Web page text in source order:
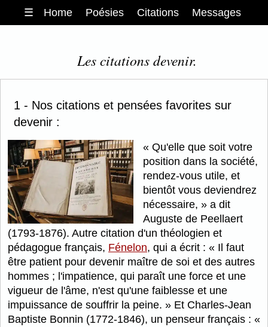
☰ Home Poésies Citations Messages
Les citations devenir.
1 - Nos citations et pensées favorites sur
devenir :
Qu'elle que soit votre
position dans la société,
rendez-vous utile, et
bientôt vous deviendrez
nécessaire,
a dit
Auguste de Peellaert
(1793-1876). Autre citation d'un théologien et
pédagogue français, Fénelon, qui a écrit :
Il faut
être patient pour devenir maître de soi et des autres
hommes ; l'impatience, qui paraît une force et une
vigueur de l'âme, n'est qu'une faiblesse et une
impuissance de souffrir la peine.
Et Charles-Jean
Baptiste Bonnin (1772-1846), un penseur français :